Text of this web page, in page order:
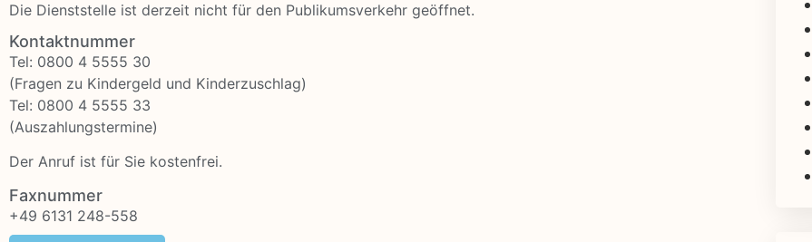
Die Dienststelle ist derzeit nicht für den Publikumsverkehr geöffnet.
Kontaktnummer
Tel: 0800 4 5555 30
(Fragen zu Kindergeld und Kinderzuschlag)
Tel: 0800 4 5555 33
(Auszahlungstermine)
Der Anruf ist für Sie kostenfrei.
Faxnummer
+49 6131 248-558